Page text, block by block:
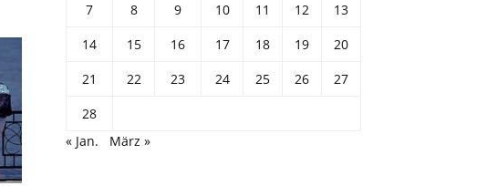
7
8 9 10 11 12
13
14
15 16 17 18 19
20
21
22 23 24 25 26
27
28
« Jan.
März »